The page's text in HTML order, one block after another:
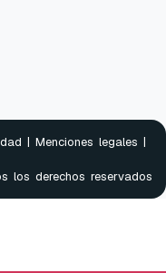
| Menciones legales |
los derechos reservados